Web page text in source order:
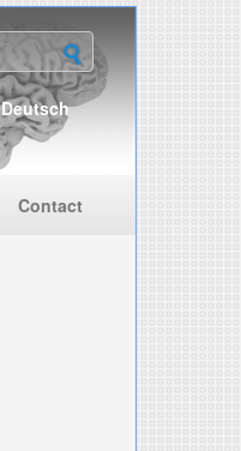
Deutsch
Contact